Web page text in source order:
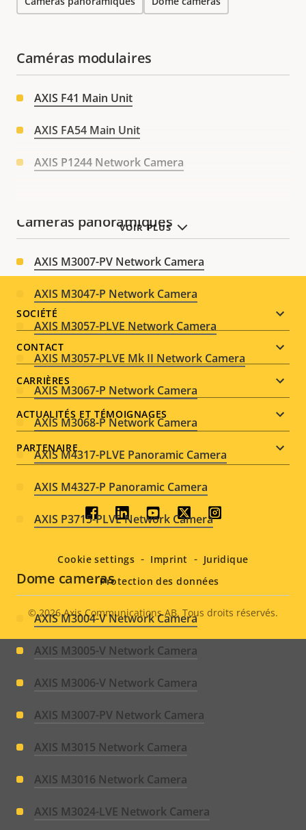
VOIR PLUS
Caméras modulaires
AXIS F41 Main Unit
AXIS FA54 Main Unit
AXIS P1244 Network Camera
Caméras panoramiques
AXIS M3007-PV Network Camera
AXIS M3047-P Network Camera
AXIS M3057-PLVE Network Camera
AXIS M3057-PLVE Mk II Network Camera
AXIS M3067-P Network Camera
AXIS M3068-P Network Camera
AXIS M4317-PLVE Panoramic Camera
AXIS M4327-P Panoramic Camera
AXIS P3715-PLVE Network Camera
Dome cameras
AXIS M3004-V Network Camera
AXIS M3005-V Network Camera
AXIS M3006-V Network Camera
AXIS M3007-PV Network Camera
AXIS M3015 Network Camera
AXIS M3016 Network Camera
AXIS M3024-LVE Network Camera
Footer
menu
SOCIÉTÉ
CONTACT
CARRIÈRES
ACTUALITÉS ET TÉMOIGNAGES
PARTENAIRE
Social
menu
Legal
menu
© 2026Axis Communications AB. Tous droits réservés.
Cookie settings Imprint
Juridique
Protection des données